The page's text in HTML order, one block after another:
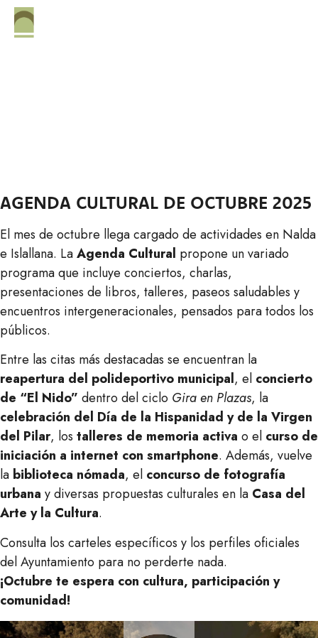
AGENDA CULTURAL DE OCTUBRE 2025
El mes de octubre llega cargado de actividades en Nalda
e Islallana. LaAgenda Cultural propone un variado
programa que incluye conciertos, charlas,
presentaciones de libros, talleres, paseos saludables y
encuentros intergeneracionales, pensados para todos los
públicos.
Entre las citas más destacadas se encuentran la
reapertura del polideportivo municipal, el concierto
de “El Nido” dentro del ciclo Gira en Plazas, la
celebración del Día de la Hispanidad y de la Virgen
del Pilar, los talleres de memoria activa o el curso de
iniciación a internet con smartphone. Además, vuelve
la biblioteca nómada, el concurso de fotografía
urbana y diversas propuestas culturales en la Casa del
Arte y la Cultura.
Consulta los carteles específicos y los perfiles oficiales
del Ayuntamiento para no perderte nada.
¡Octubre te espera con cultura, participación y
comunidad!